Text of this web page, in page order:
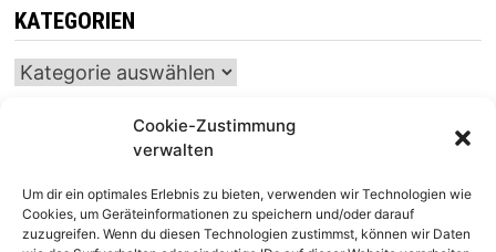
Cookie-Zustimmung
verwalten
Um dir ein optimales Erlebnis zu bieten, verwenden wir Technologien wie
Cookies, um Geräteinformationen zu speichern und/oder darauf
zuzugreifen. Wenn du diesen Technologien zustimmst, können wir Daten
KATEGORIEN
Kategorien
SCHACHTICKER